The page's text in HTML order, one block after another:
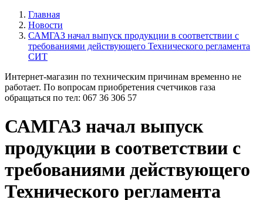
Главная
Новости
САМГАЗ начал выпуск продукции в соответствии с
требованиями действующего Технического регламента
СИТ
Интернет-магазин по техническим причинам временно не
работает. По вопросам приобретения счетчиков газа
обращаться по тел: 067 36 306 57
САМГАЗ начал выпуск
продукции в соответствии с
требованиями действующего
Технического регламента